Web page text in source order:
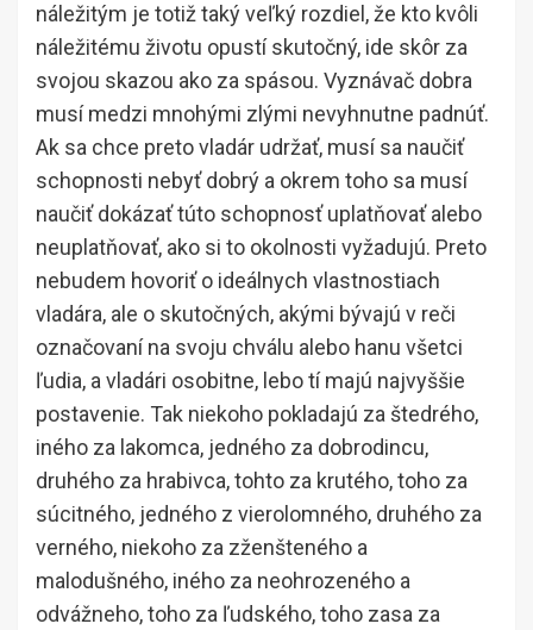
náležitým je totiž taký veľký rozdiel, že kto kvôli
náležitému životu opustí skutočný, ide skôr za
svojou skazou ako za spásou. Vyznávač dobra
musí medzi mnohými zlými nevyhnutne padnúť.
Ak sa chce preto vladár udržať, musí sa naučiť
schopnosti nebyť dobrý a okrem toho sa musí
naučiť dokázať túto schopnosť uplatňovať alebo
neuplatňovať, ako si to okolnosti vyžadujú. Preto
nebudem hovoriť o ideálnych vlastnostiach
vladára, ale o skutočných, akými bývajú v reči
označovaní na svoju chválu alebo hanu všetci
ľudia, a vladári osobitne, lebo tí majú najvyššie
postavenie. Tak niekoho pokladajú za štedrého,
iného za lakomca, jedného za dobrodincu,
druhého za hrabivca, tohto za krutého, toho za
súcitného, jedného z vierolomného, druhého za
verného, niekoho za zženšteného a
malodušného, iného za neohrozeného a
odvážneho, toho za ľudského, toho zasa za